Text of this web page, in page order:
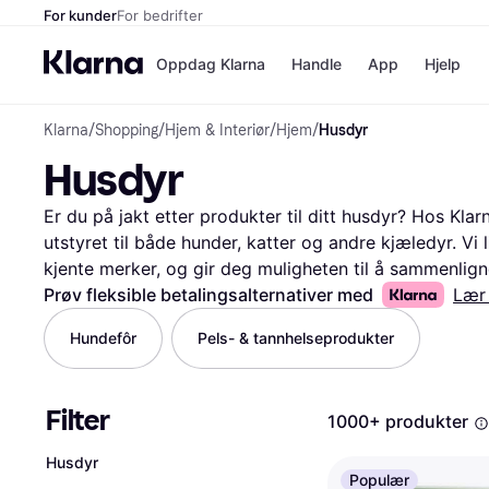
For kunderFor bedrifter
Oppdag Klarna
Betal i 3 deler
Betal innen
Finansiering
Vipps
Handle App Hjelp
Klarna/Shopping/Hjem & Interiør/Hjem/Husdyr
Husdyr
Er du på jakt etter produkter til ditt husdyr? Hos
utstyret til både hunder, katter og andre kjæledyr.
kjente merker, og gir deg muligheten til å
sortere etter kategori, pris eller brukeranmeldelser.
og velge det som passer dine behov best. Du kan
å få en bedre forståelse av produktene. Vi guider
du får mest mulig verdi for pengene dine. Begynn
Prøv fleksible betalingsalternativer med Lær
Hundefôr Pels- & tannhelseprodukter
Filter
Husdyr
1000+ produkter
Populær